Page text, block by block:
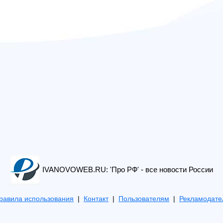
IVANOVOWEB.RU: 'Про РФ' - все новости России
использования Контакт| Пользователям